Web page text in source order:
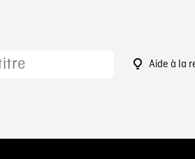
Aide à la